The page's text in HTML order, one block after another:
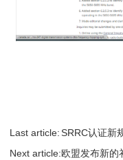
Last article: SRRC认证新
Next article:欧盟发布新的